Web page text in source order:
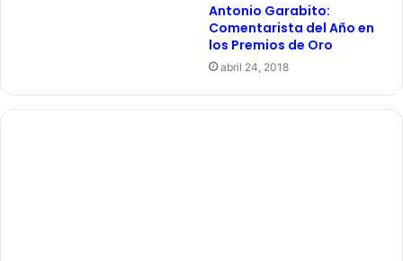
Antonio Garabito:
Comentarista del Año en
los Premios de Oro
abril 24, 2018